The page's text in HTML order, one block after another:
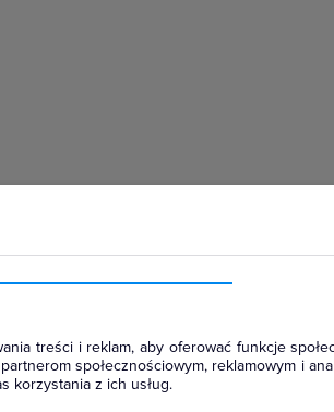
treści i reklam, aby oferować funkcje
społecznościowym, reklamowym i
korzystania z ich usług.